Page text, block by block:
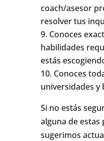
coach/asesor
resolver tus
Conoces
habilidades
estás
Conoces
universidades y
Si no estás
alguna de estas
sugerimos